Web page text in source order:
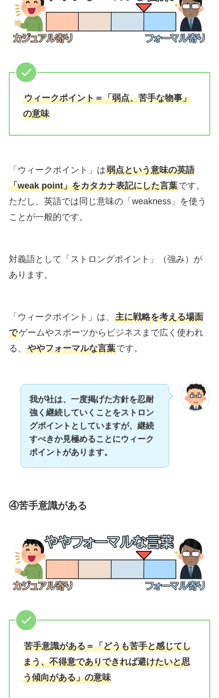
ウィークポイント＝「弱点、苦手な物事」
の意味
「ウィークポイント」は弱点という意味の英語
「weak point」をカタカナ表記にした言葉です。
ただし、英語では同じ意味の「weakness」を使う
ことが一般的です。
対義語として「ストロングポイント」（強み）が
あります。
「ウィークポイント」は、 主に戦略を考える場面
でゲームやスポーツからビジネスまで広く使われ
る、 ややフォーマルな言葉です。
我が社は、一度掲げた方針を忍耐
強く継続していくことをストロン
グポイントとしていますが、継続
すべきか見極めることにウィーク
ポイントがあります。
④苦手意識がある
苦手意識がある＝「どうも苦手と感じてし
まう、不得意でありできれば避けたいと思
う傾向がある」の意味